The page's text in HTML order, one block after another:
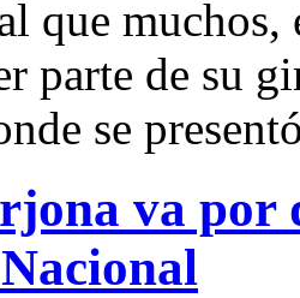
que muchos,
parte de su
se
va por